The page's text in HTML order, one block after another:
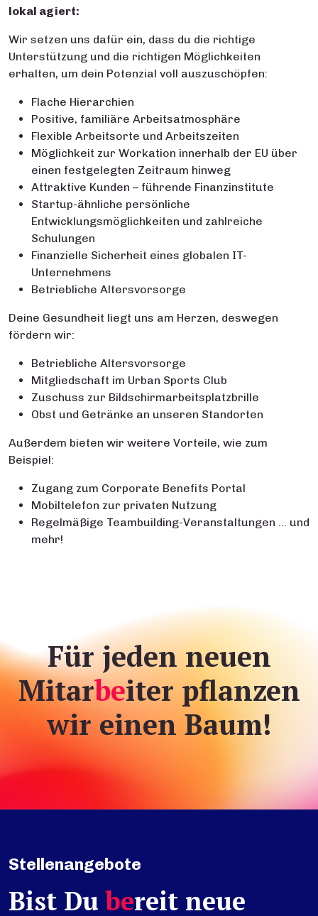
lokal agiert:
Wir setzen uns dafür ein, dass du die richtige
Unterstützung und die richtigen Möglichkeiten
erhalten, um dein Potenzial voll auszuschöpfen:
Flache Hierarchien
Positive, familiäre Arbeitsatmosphäre
Flexible Arbeitsorte und Arbeitszeiten
Möglichkeit zur Workation innerhalb der EU über
einen festgelegten Zeitraum hinweg
Attraktive Kunden – führende Finanzinstitute
Startup-ähnliche persönliche
Entwicklungsmöglichkeiten und zahlreiche
Schulungen
Finanzielle Sicherheit eines globalen IT-
Unternehmens
Betriebliche Altersvorsorge
Deine Gesundheit liegt uns am Herzen, deswegen
fördern wir:
Betriebliche Altersvorsorge
Mitgliedschaft im Urban Sports Club
Zuschuss zur Bildschirmarbeitsplatzbrille
Obst und Getränke an unseren Standorten
Außerdem bieten wir weitere Vorteile, wie zum
Beispiel:
Zugang zum Corporate Benefits Portal
Mobiltelefon zur privaten Nutzung
Regelmäßige Teambuilding-Veranstaltungen … und
mehr!
Für jeden neuen
Mitarbeiter pflanzen
wir einen Baum!
Stellenangebote
Bist Dubereit neue